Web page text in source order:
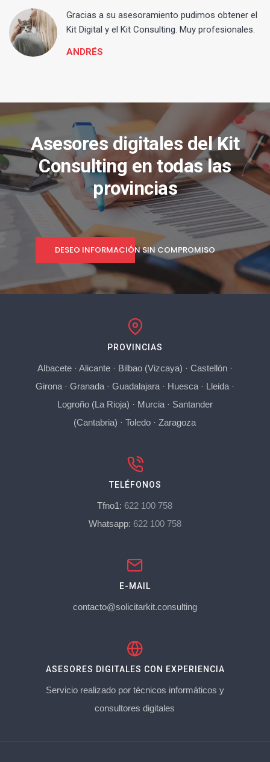
Gracias a su asesoramiento pudimos obtener el
Kit Digital y el Kit Consulting. Muy profesionales.
ANDRÉS
Asesores digitales del Kit
Consulting en todas las
provincias
DESEO INFORMACIÓN SIN COMPROMISO
PROVINCIAS
Albacete· Alicante· Bilbao (Vizcaya) · Castellón·
Girona· Granada· Guadalajara· Huesca· Lleida·
Logroño (La Rioja) · Murcia· Santander
(Cantabria) ·Toledo ·Zaragoza
TELÉFONOS
Tfno1: 622 100 758
Whatsapp: 622 100 758
E-MAIL
contacto@solicitarkit.consulting
ASESORES DIGITALES CON EXPERIENCIA
Servicio realizado por técnicos informáticos y
consultores digitales